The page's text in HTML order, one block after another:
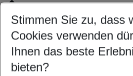
Location
Customize your offer
Find the perfect deal which suits
Your departure airport
Any airport
Stimmen Sie zu, dass
Cookies verwenden
Ihnen das beste
bieten?